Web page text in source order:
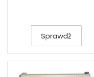
Sprawdź